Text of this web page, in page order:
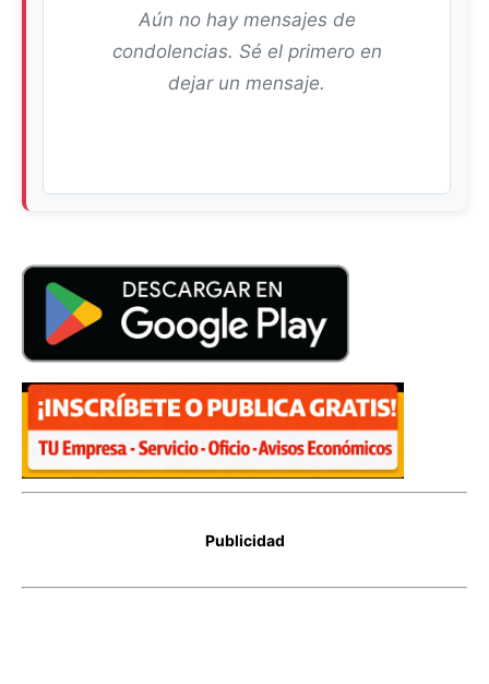
Aún no hay mensajes de
condolencias. Sé el primero en
dejar un mensaje.
Publicidad